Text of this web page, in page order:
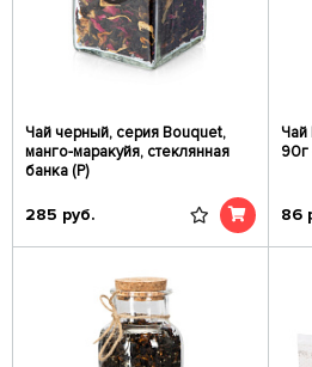
Чай черный, серия Bouquet,
манго-маракуйя, стеклянная
банка (Р)
285 руб.
Чай
90г
86